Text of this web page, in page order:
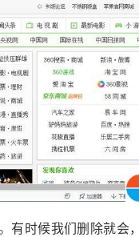
有时候我们删除就会